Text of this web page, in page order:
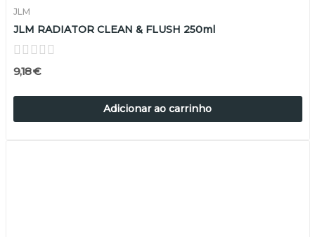
JLM
JLM RADIATOR CLEAN & FLUSH 250ml
9,18 €
Adicionar ao carrinho